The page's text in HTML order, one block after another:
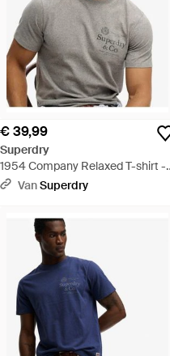
€ 39,99
Superdry
1954 Company Relaxed T-shirt -
GrijsVanSuperdry